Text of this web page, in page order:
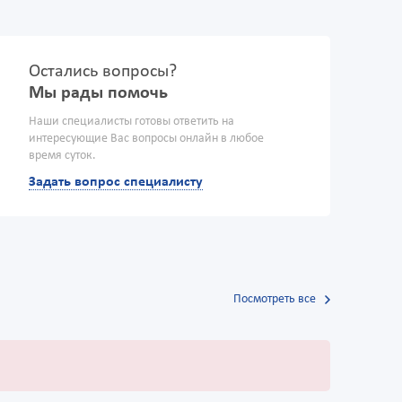
Остались вопросы?
Мы рады помочь
Наши специалисты готовы ответить на
интересующие Вас вопросы онлайн в любое
время суток.
Задать вопрос специалисту
Посмотреть все